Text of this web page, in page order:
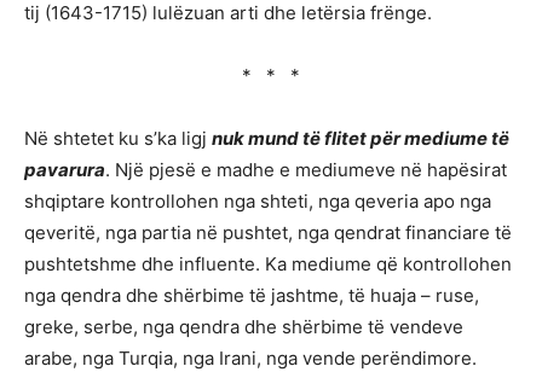
tij (1643-1715) lulëzuan arti dhe letërsia frënge.
* * *
Në shtetet ku s’ka ligj nuk mund të flitet për mediume të
pavarura. Një pjesë e madhe e mediumeve në hapësirat
shqiptare kontrollohen nga shteti, nga qeveria apo nga
qeveritë, nga partia në pushtet, nga qendrat financiare të
pushtetshme dhe influente. Ka mediume që kontrollohen
nga qendra dhe shërbime të jashtme, të huaja – ruse,
greke, serbe, nga qendra dhe shërbime të vendeve
arabe, nga Turqia, nga Irani, nga vende perëndimore.